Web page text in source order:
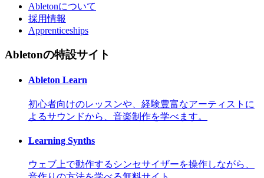
Abletonについて
採用情報
Apprenticeships
Abletonの特設サイト
Ableton Learn
初心者向けのレッスンや、経験豊富なアーティストに
よるサウンドから、音楽制作を学べます。
Learning Synths
ウェブ上で動作するシンセサイザーを操作しながら、